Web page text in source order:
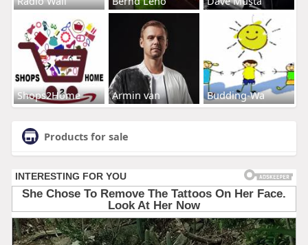
Shops2Home Armin van Budding-Wa
Products for sale